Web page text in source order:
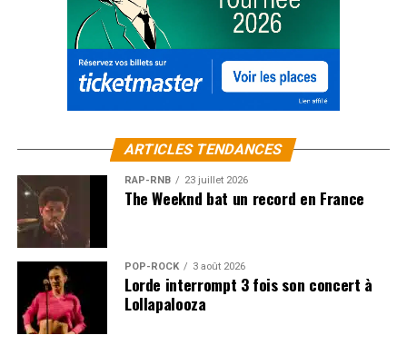
ARTICLES TENDANCES
RAP-RNB 23 juillet 2026
The Weeknd bat un record en France
POP-ROCK 3 août 2026
Lorde interrompt 3 fois son concert à
Lollapalooza